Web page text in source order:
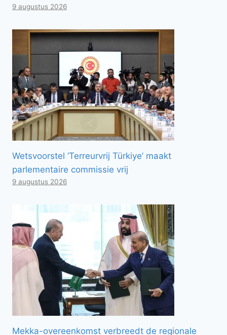
9 augustus 2026
Wetsvoorstel ‘Terreurvrij Türkiye’ maakt
parlementaire commissie vrij
9 augustus 2026
Mekka-overeenkomst verbreedt de regionale